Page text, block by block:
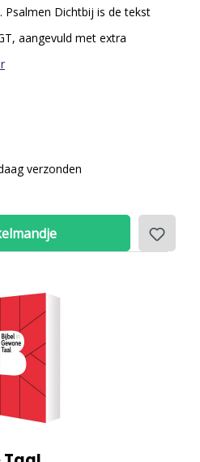
Psalmen Dichtbij is de tekst
aangevuld met extra
verzonden